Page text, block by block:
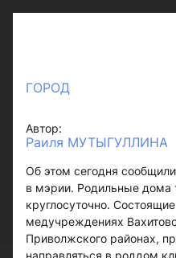
ГОРОД
Автор:
Раиля МУТЫГУЛЛИНА
Об этом сегодня
в мэрии. Родильные дома
круглосуточно.
медучреждениях
Приволжского районах,
направляться в роддом